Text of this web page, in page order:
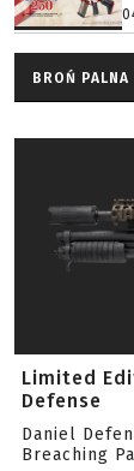
BROŃ PALNA
Limited
Defense
Daniel
Breaching